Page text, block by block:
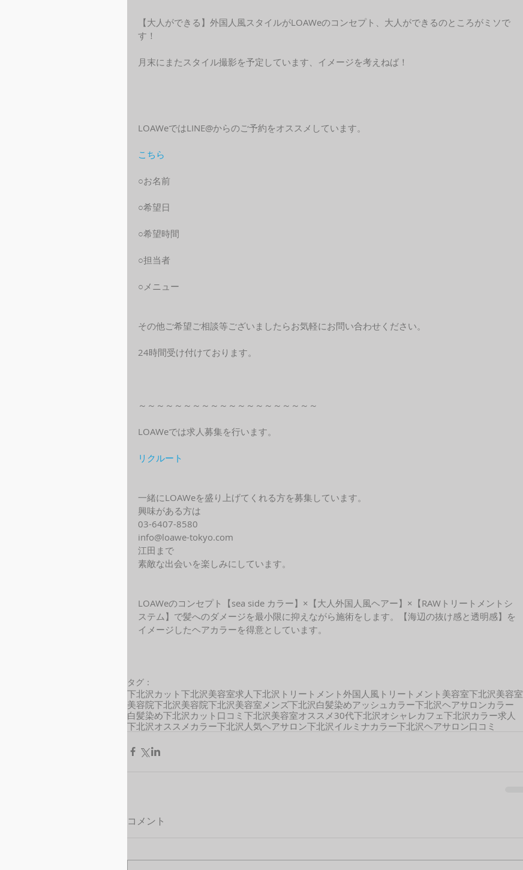
【大人ができる】外国人風スタイルがLOAWeのコンセプト、大人ができるのところがミソで
す！
月末にまたスタイル撮影を予定しています、イメージを考えねば！
LOAWeではLINE@からのご予約をオススメしています。
こちら
○お名前
○希望日
○希望時間
○担当者
○メニュー
その他ご希望ご相談等ございましたらお気軽にお問い合わせください。
24時間受け付けております。
～～～～～～～～～～～～～～～～～～～～
LOAWeでは求人募集を行います。
リクルート
一緒にLOAWeを盛り上げてくれる方を募集しています。
興味がある方は
03-6407-8580
info@loawe-tokyo.com
江田まで
素敵な出会いを楽しみにしています。
LOAWeのコンセプト【sea side カラー】×【大人外国人風ヘアー】×【RAWトリートメントシ
ステム】で髪へのダメージを最小限に抑えながら施術をします。【海辺の抜け感と透明感】を
イメージしたヘアカラーを得意としています。
タグ：
下北沢カット 下北沢美容室求人 下北沢トリートメント 外国人風 トリートメント 美容室下北沢美容室
美容院下北沢美容院下北沢美容室メンズ下北沢白髪染めアッシュカラー下北沢ヘアサロンカラー
白髪染め下北沢 カット 口コミ 下北沢美容室オススメ 30代下北沢オシャレカフェ下北沢カラー求人
下北沢オススメカラー下北沢人気ヘアサロン下北沢イルミナカラー下北沢ヘアサロン口コミ
コメント